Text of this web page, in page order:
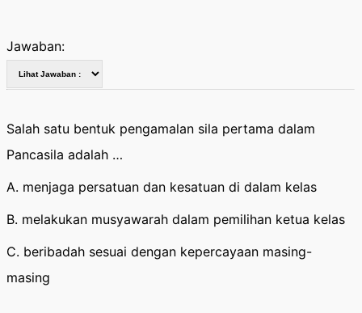
Jawaban:
Salah satu bentuk pengamalan sila pertama dalam
Pancasila adalah …
A. menjaga persatuan dan kesatuan di dalam kelas
B. melakukan musyawarah dalam pemilihan ketua kelas
C. beribadah sesuai dengan kepercayaan masing-
masing